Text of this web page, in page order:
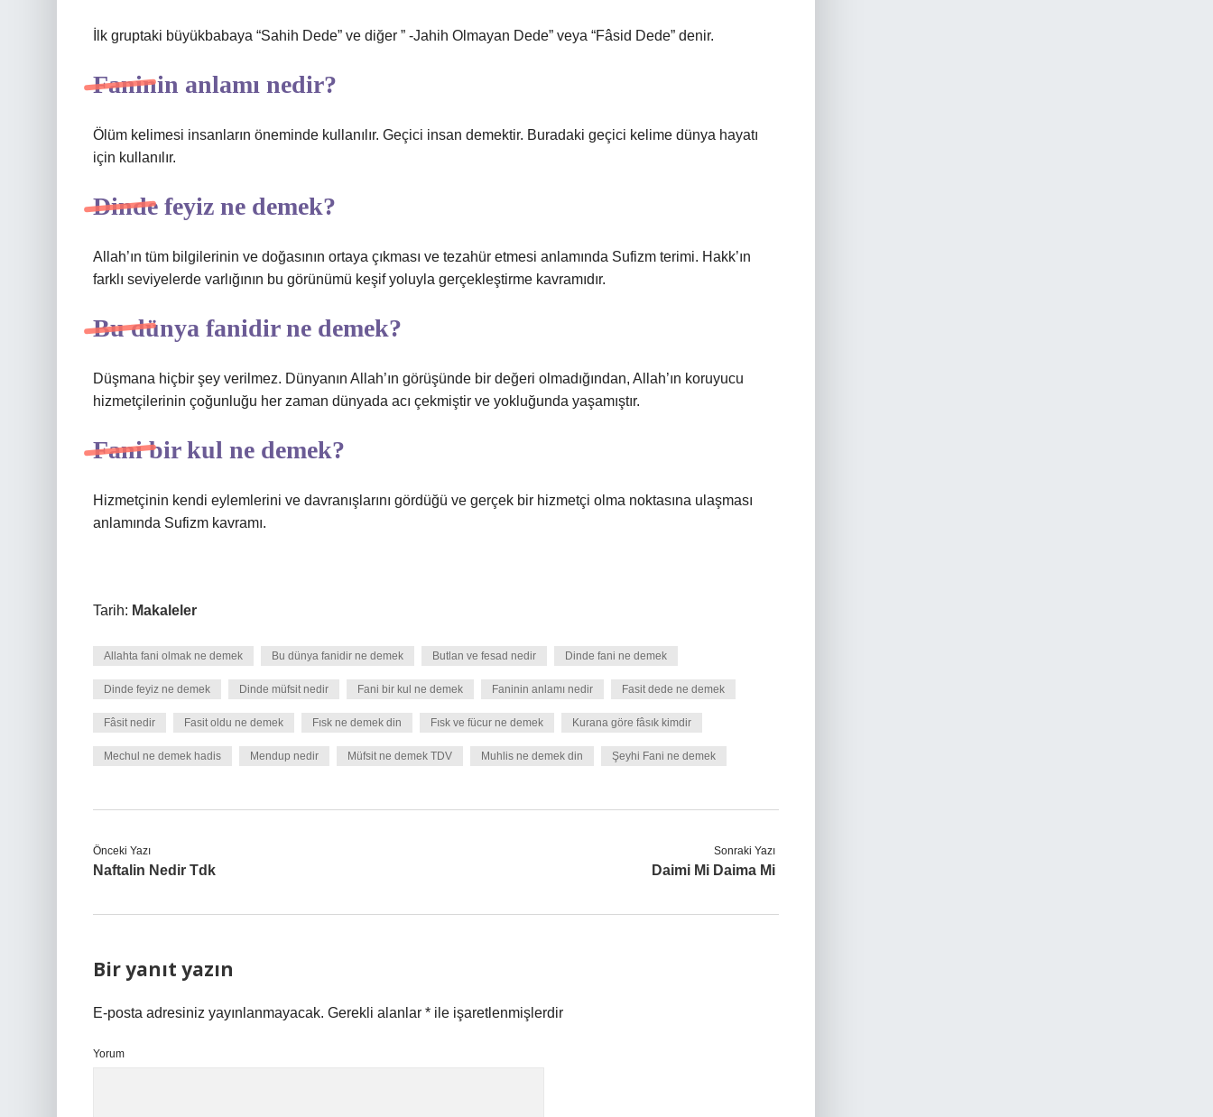
İlk gruptaki büyükbabaya “Sahih Dede” ve diğer ” -Jahih Olmayan Dede” veya “Fâsid Dede” denir.
Faninin anlamı nedir?
Ölüm kelimesi insanların öneminde kullanılır. Geçici insan demektir. Buradaki geçici kelime dünya hayatı
için kullanılır.
Dinde feyiz ne demek?
Allah’ın tüm bilgilerinin ve doğasının ortaya çıkması ve tezahür etmesi anlamında Sufizm terimi. Hakk’ın
farklı seviyelerde varlığının bu görünümü keşif yoluyla gerçekleştirme kavramıdır.
Bu dünya fanidir ne demek?
Düşmana hiçbir şey verilmez. Dünyanın Allah’ın görüşünde bir değeri olmadığından, Allah’ın koruyucu
hizmetçilerinin çoğunluğu her zaman dünyada acı çekmiştir ve yokluğunda yaşamıştır.
Fani bir kul ne demek?
Hizmetçinin kendi eylemlerini ve davranışlarını gördüğü ve gerçek bir hizmetçi olma noktasına ulaşması
anlamında Sufizm kavramı.
Tarih: Makaleler
Allahta fani olmak ne demek Bu dünya fanidir ne demek Butlan ve fesad nedir Dinde fani ne demek
Dinde feyiz ne demek Dinde müfsit nedir Fani bir kul ne demek Faninin anlamı nedir Fasit dede ne demek
Fâsit nedir Fasit oldu ne demek Fısk ne demek din Fısk ve fücur ne demek Kurana göre fâsık kimdir
Mechul ne demek hadis Mendup nedir Müfsit ne demek TDV Muhlis ne demek din Şeyhi Fani ne demek
Önceki Yazı
Naftalin Nedir Tdk
Sonraki Yazı
Daimi Mi Daima Mi
Bir yanıt yazın
E-posta adresiniz yayınlanmayacak. Gerekli alanlar * ile işaretlenmişlerdir
Yorum